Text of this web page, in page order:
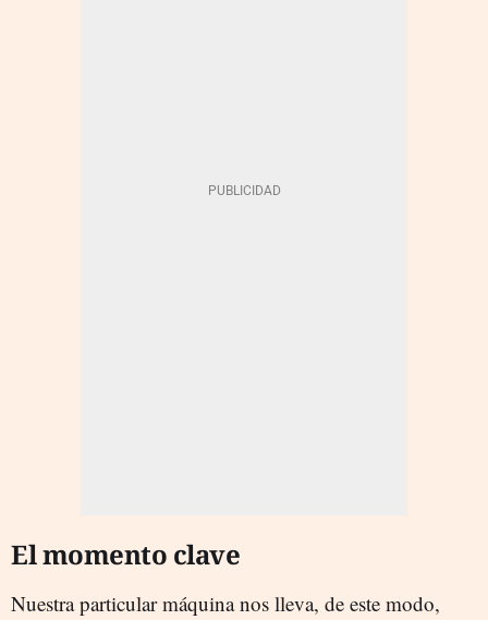
El momento clave
Nuestra particular máquina nos lleva, de este modo,